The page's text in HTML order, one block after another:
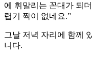
에 휘말리는 꼰대가 되
렵기 짝이 없네요.”
그날 저녁 자리에 함께
니다.